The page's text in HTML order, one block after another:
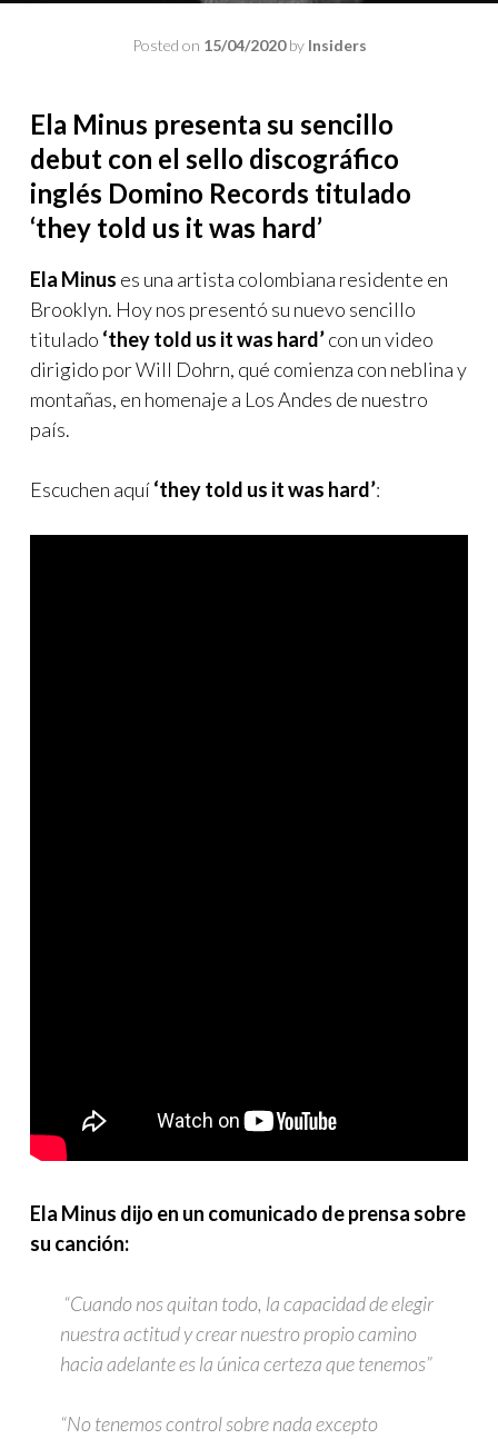
Posted on 15/04/2020by Insiders
Ela Minus presenta su sencillo
debut con el sello discográfico
inglés Domino Records titulado
‘they told us it was hard’
Ela Minus es una artista colombiana residente en
Brooklyn. Hoy nos presentó su nuevo sencillo
titulado ‘they told us it was hard’con un video
dirigido por Will Dohrn, qué comienza con neblina y
montañas, en homenaje a Los Andes de nuestro
país.
Escuchen aquí‘they told us it was hard’:
Ela Minus dijo en un comunicado de prensa sobre
su canción:
“Cuando nos quitan todo, la capacidad de elegir
nuestra actitud y crear nuestro propio camino
hacia adelante es la única certeza que tenemos”
“No tenemos control sobre nada excepto